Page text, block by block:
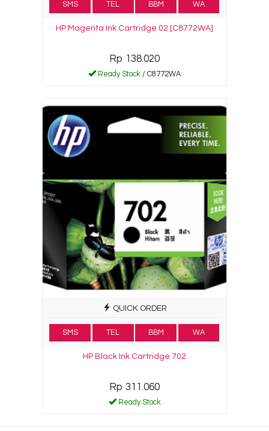
SMS TEL BBM WA
HP Magenta Ink Cartridge 02 [C8772WA]
Rp 138.020
Ready Stock / C8772WA
QUICK ORDER
SMS TEL BBM WA
HP Black Ink Cartridge 702
Rp 311.060
Ready Stock